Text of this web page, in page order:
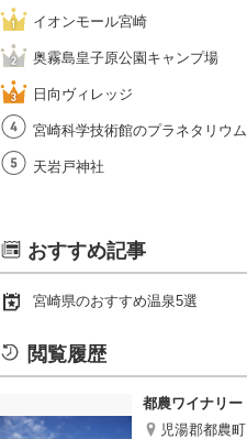
イオンモール宮崎
奥霧島皇子原公園キャンプ場
日向ヴィレッジ
宮崎科学技術館のプラネタリウム
天岩戸神社
おすすめ記事
宮崎県のおすすめ温泉5選
閲覧履歴
都農ワイナリー
児湯郡都農町